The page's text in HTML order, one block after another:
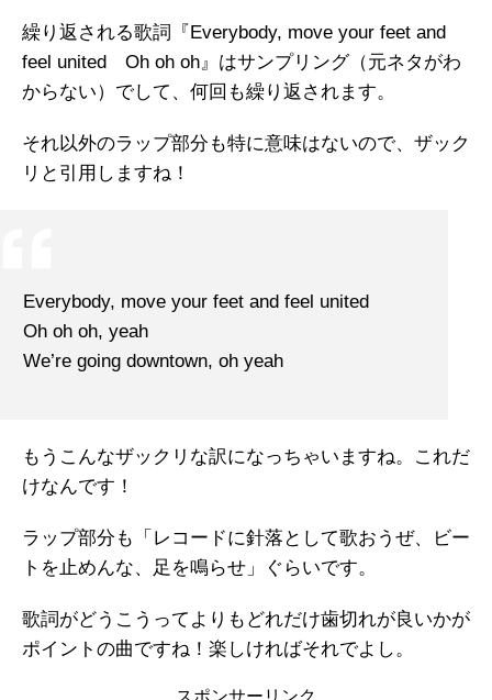
繰り返される歌詞『Everybody, move your feet and
feel united Oh oh oh』はサンプリング（元ネタがわ
からない）でして、何回も繰り返されます。
それ以外のラップ部分も特に意味はないので、ザック
リと引用しますね！
Everybody, move your feet and feel united
Oh oh oh, yeah
We’re going downtown, oh yeah
もうこんなザックリな訳になっちゃいますね。これだ
けなんです！
ラップ部分も「レコードに針落として歌おうぜ、ビー
トを止めんな、足を鳴らせ」ぐらいです。
歌詞がどうこうってよりもどれだけ歯切れが良いかが
ポイントの曲ですね！楽しければそれでよし。
スポンサーリンク